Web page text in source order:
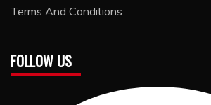
Terms And Conditions
FOLLOW US